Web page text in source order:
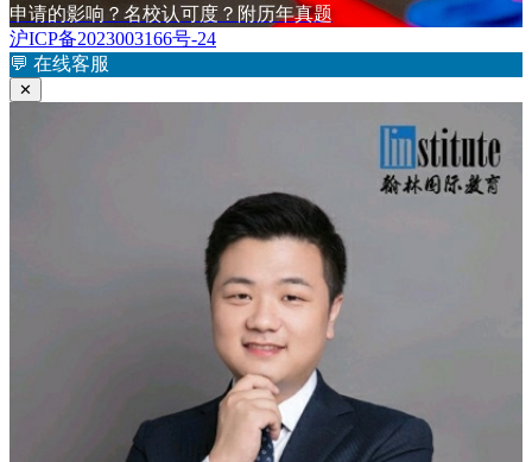
导
航
章：
篇
文
章：
申请的影响？名校认可度？附历年真题
沪ICP备2023003166号-24
💬 在线客服
✕